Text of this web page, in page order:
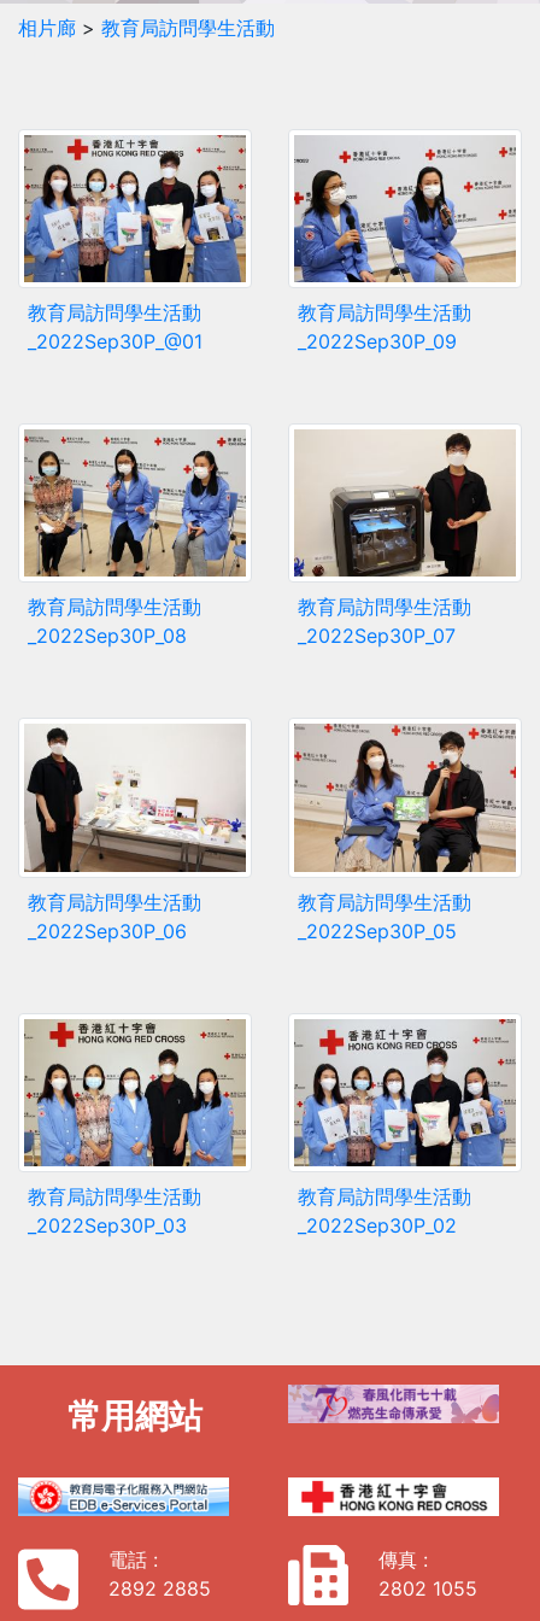
相片廊 > 教育局訪問學生活動
教育局訪問學生活動
_2022Sep30P_@01
教育局訪問學生活動
_2022Sep30P_09
教育局訪問學生活動
_2022Sep30P_08
教育局訪問學生活動
_2022Sep30P_07
教育局訪問學生活動
_2022Sep30P_06
教育局訪問學生活動
_2022Sep30P_05
教育局訪問學生活動
_2022Sep30P_03
教育局訪問學生活動
_2022Sep30P_02
常用網站
電話 :
2892 2885
傳真 :
2802 1055